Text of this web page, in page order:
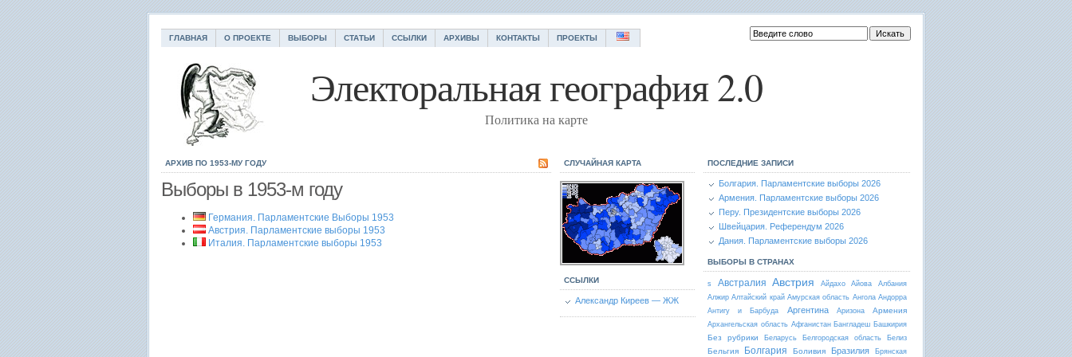
ГЛАВНАЯ О ПРОЕКТЕ ВЫБОРЫ СТАТЬИ ССЫЛКИ АРХИВЫ КОНТАКТЫ ПРОЕКТЫ
Электоральная география 2.0
Политика на карте
АРХИВ ПО 1953-МУ ГОДУ
Выборы в 1953-м году
Германия. Парламентские Выборы 1953
Австрия. Парламентские выборы 1953
Италия. Парламентские выборы 1953
СЛУЧАЙНАЯ КАРТА
ССЫЛКИ
Александр Киреев — ЖЖ
ПОСЛЕДНИЕ ЗАПИСИ
Болгария. Парламентские выборы 2026
Армения. Парламентские выборы 2026
Перу. Президентские выборы 2026
Швейцария. Референдум 2026
Дания. Парламентские выборы 2026
ВЫБОРЫ В СТРАНАХ
s Австралия Австрия Айдахо Айова
Албания
Алжир Алтайский край Амурская область Ангола Андорра
Антигу и Барбуда
Аргентина Аризона Армения
Архангельская область Афганистан Бангладеш Башкирия
Без рубрики Беларусь Белгородская область Белиз
Бельгия Болгария Боливия Бразилия
Брянская